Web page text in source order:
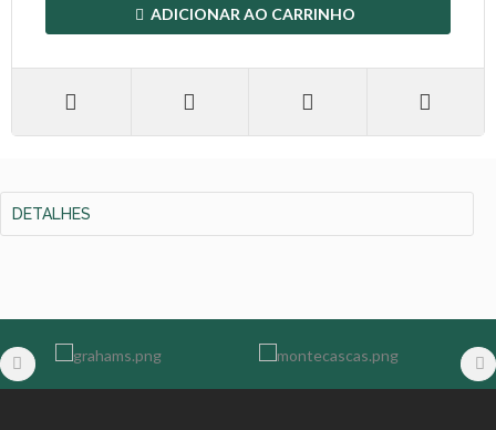
ADICIONAR AO CARRINHO
DETALHES